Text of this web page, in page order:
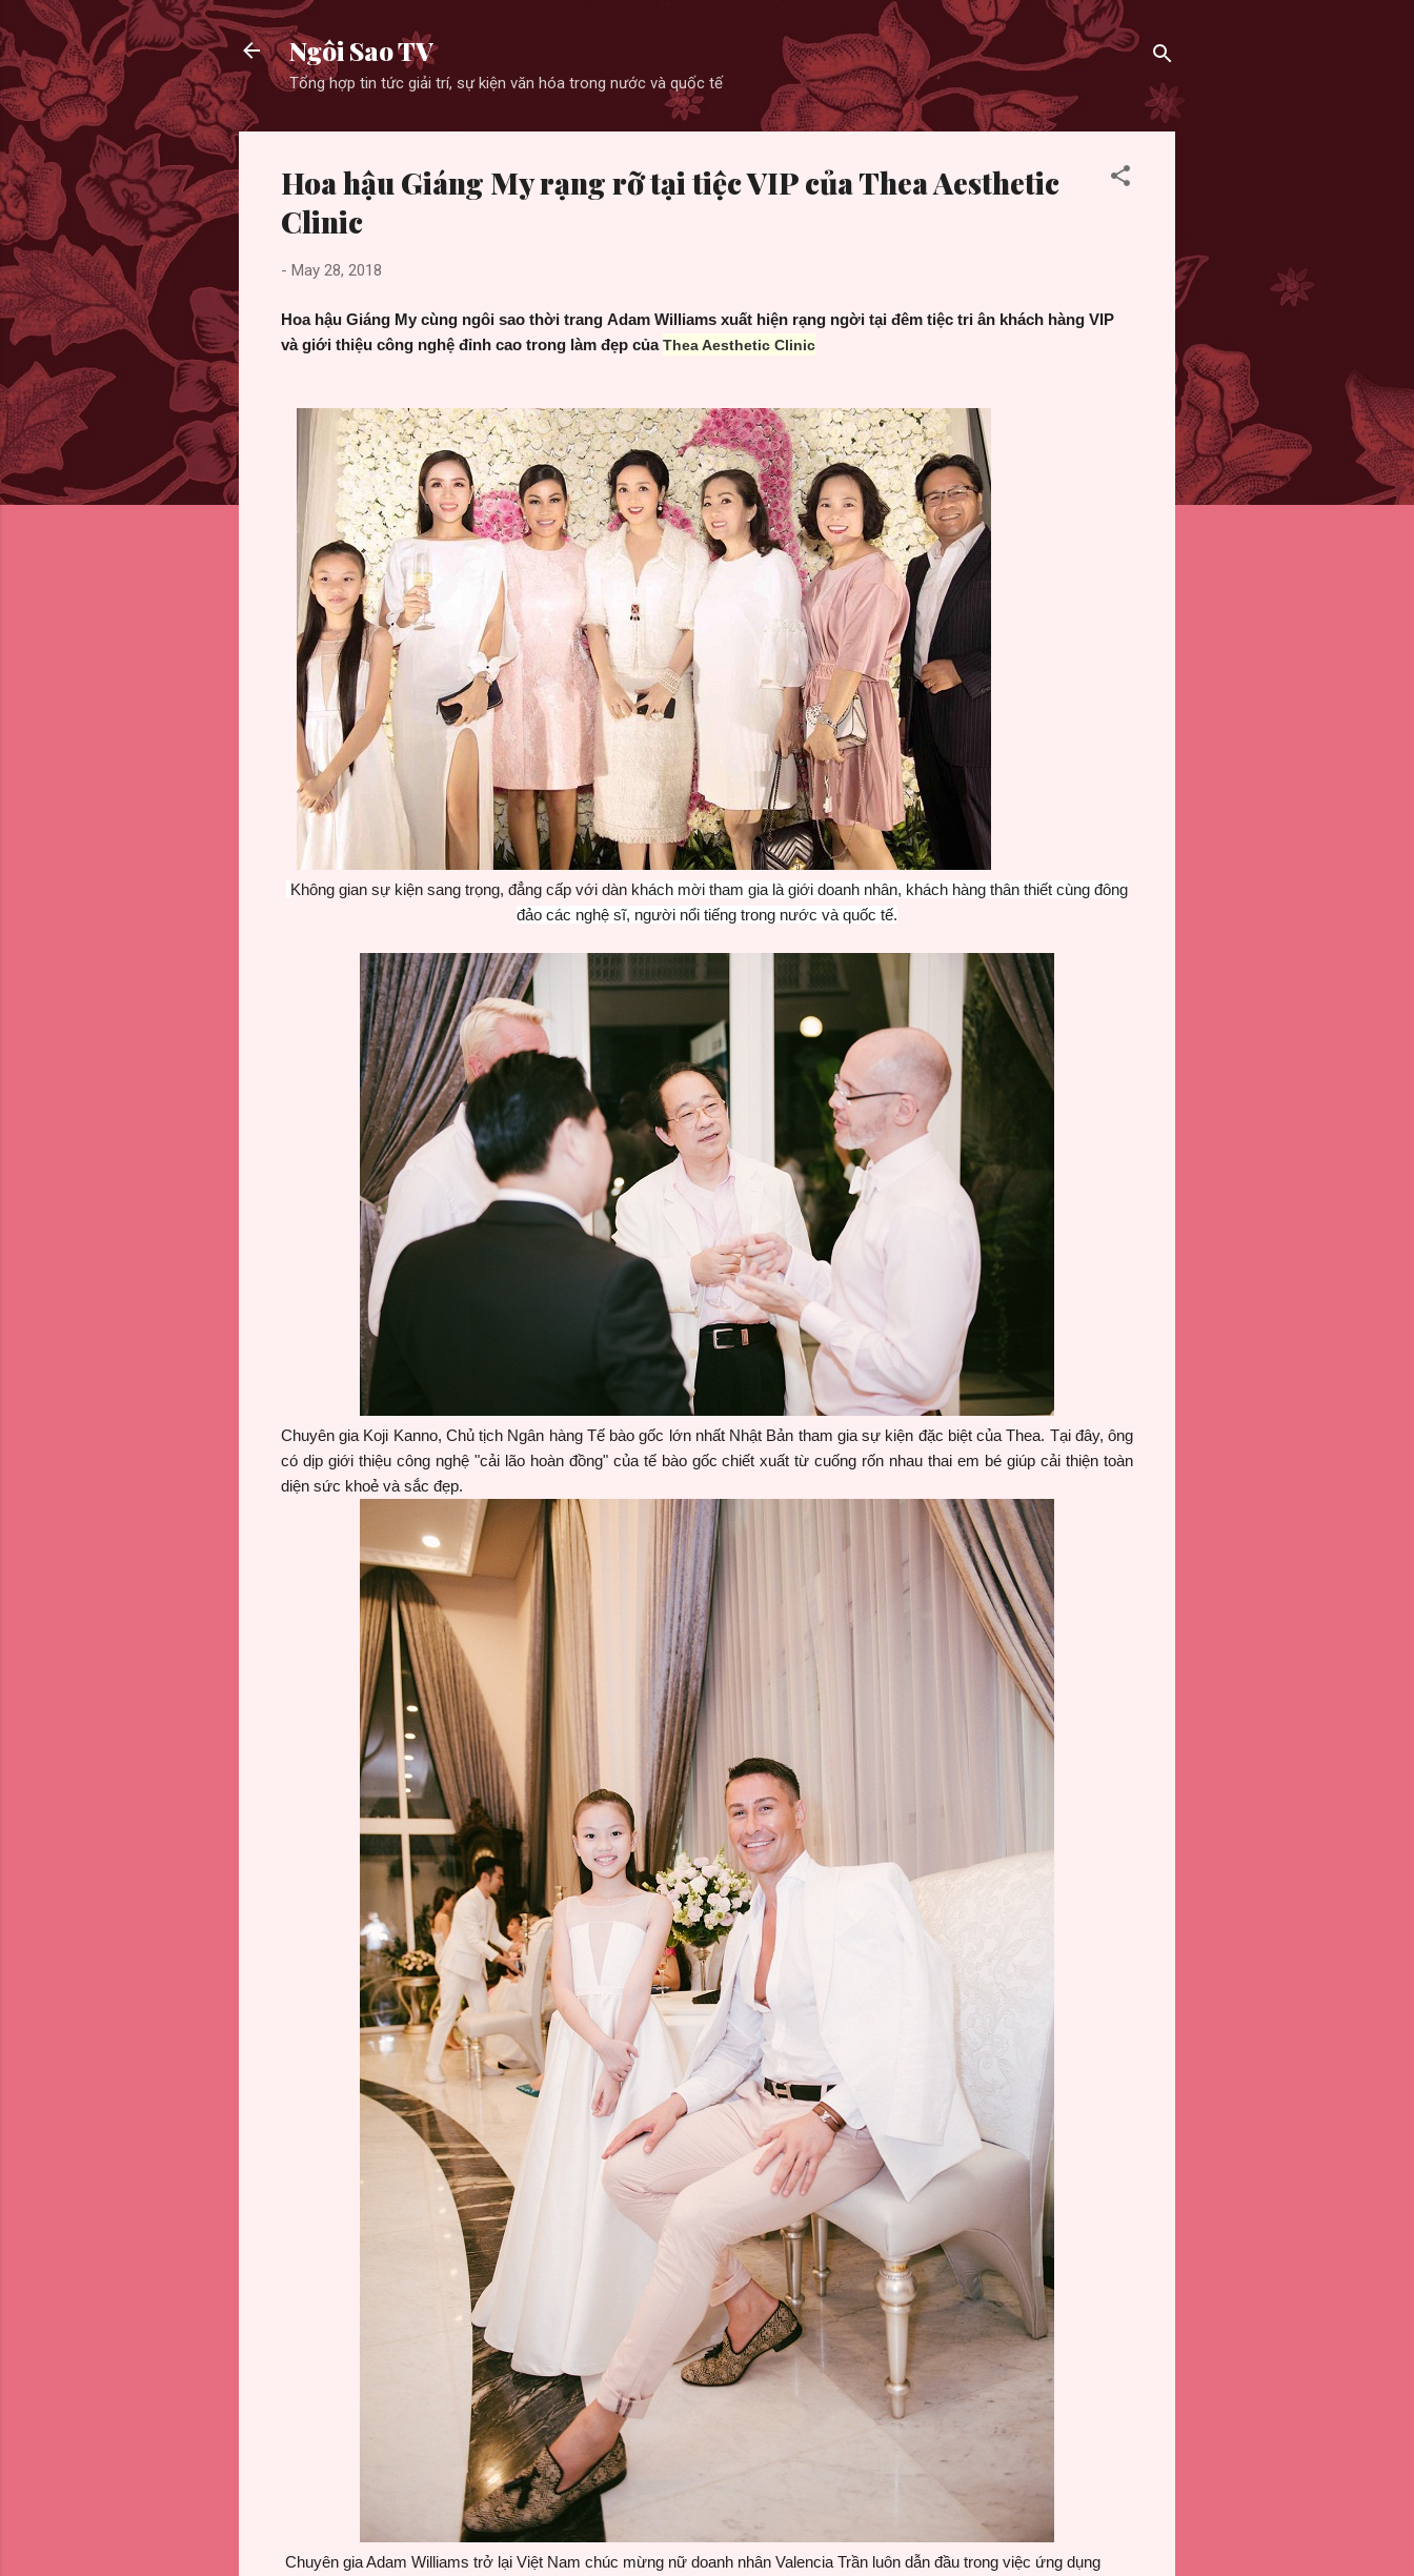
Ngôi Sao TV
Tổng hợp tin tức giải trí, sự kiện văn hóa trong nước và quốc tế
Hoa hậu Giáng My rạng rỡ tại tiệc VIP của Thea Aesthetic
Clinic
- May 28, 2018
Hoa hậu Giáng My cùng ngôi sao thời trang Adam Williams xuất hiện rạng ngời tại đêm tiệc tri ân khách hàng VIP
và giới thiệu công nghệ đỉnh cao trong làm đẹp củaThea Aesthetic Clinic
Không gian sự kiện sang trọng, đẳng cấp với dàn khách mời tham gia là giới doanh nhân, khách hàng thân thiết cùng đông
đảo các nghệ sĩ, người nổi tiếng trong nước và quốc tế.
Chuyên gia Koji Kanno, Chủ tịch Ngân hàng Tế bào gốc lớn nhất Nhật Bản tham gia sự kiện đặc biệt của Thea. Tại đây, ông
có dịp giới thiệu công nghệ"cải lão hoàn đồng" của tế bào gốc chiết xuất từ cuống rốn nhau thai em bé giúp cải thiện toàn
diện sức khoẻ và sắc đẹp.
Chuyên gia Adam Williams trở lại Việt Nam chúc mừng nữ doanh nhân Valencia Trần luôn dẫn đầu trong việc ứng dụng